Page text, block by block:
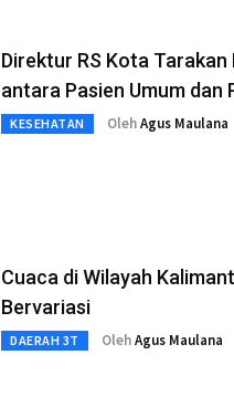
Direktur RS Kota
antara Pasien Umum dan
KESEHATAN OlehAgus Maulana
Cuaca di Wilayah
Bervariasi
DAERAH 3T OlehAgus Maulana